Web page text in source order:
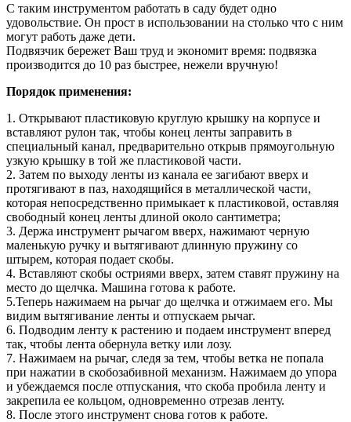
С таким инструментом работать в саду будет одно
удовольствие. Он прост в использовании на столько что с ним
могут работь даже дети.
Подвязчик бережет Ваш труд и экономит время: подвязка
производится до 10 раз быстрее, нежели вручную!
Порядок применения:
1. Открывают пластиковую круглую крышку на корпусе и
вставляют рулон так, чтобы конец ленты заправить в
специальный канал, предварительно открыв прямоугольную
узкую крышку в той же пластиковой части.
2. Затем по выходу ленты из канала ее загибают вверх и
протягивают в паз, находящийся в металлической части,
которая непосредственно примыкает к пластиковой, оставляя
свободный конец ленты длиной около сантиметра;
3. Держа инструмент рычагом вверх, нажимают черную
маленькую ручку и вытягивают длинную пружину со
штырем, которая подает скобы.
4. Вставляют скобы остриями вверх, затем ставят пружину на
место до щелчка. Машина готова к работе.
5.Теперь нажимаем на рычаг до щелчка и отжимаем его. Мы
видим вытягивание ленты и отпускаем рычаг.
6. Подводим ленту к растению и подаем инструмент вперед
так, чтобы лента обернула ветку или лозу.
7. Нажимаем на рычаг, следя за тем, чтобы ветка не попала
при нажатии в скобозабивной механизм. Нажимаем до упора
и убеждаемся после отпускания, что скоба пробила ленту и
закрепила ее кольцом, одновременно отрезав ленту.
8. После этого инструмент снова готов к работе.